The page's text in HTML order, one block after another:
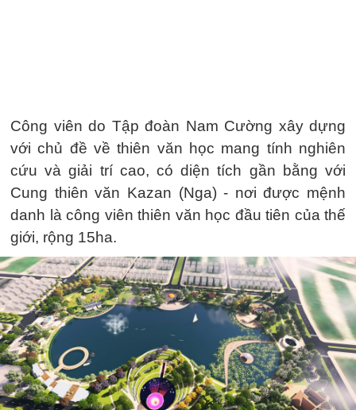
Công viên do Tập đoàn Nam Cường xây dựng
với chủ đề về thiên văn học mang tính nghiên
cứu và giải trí cao, có diện tích gần bằng với
Cung thiên văn Kazan (Nga) - nơi được mệnh
danh là công viên thiên văn học đầu tiên của thế
giới, rộng 15ha.